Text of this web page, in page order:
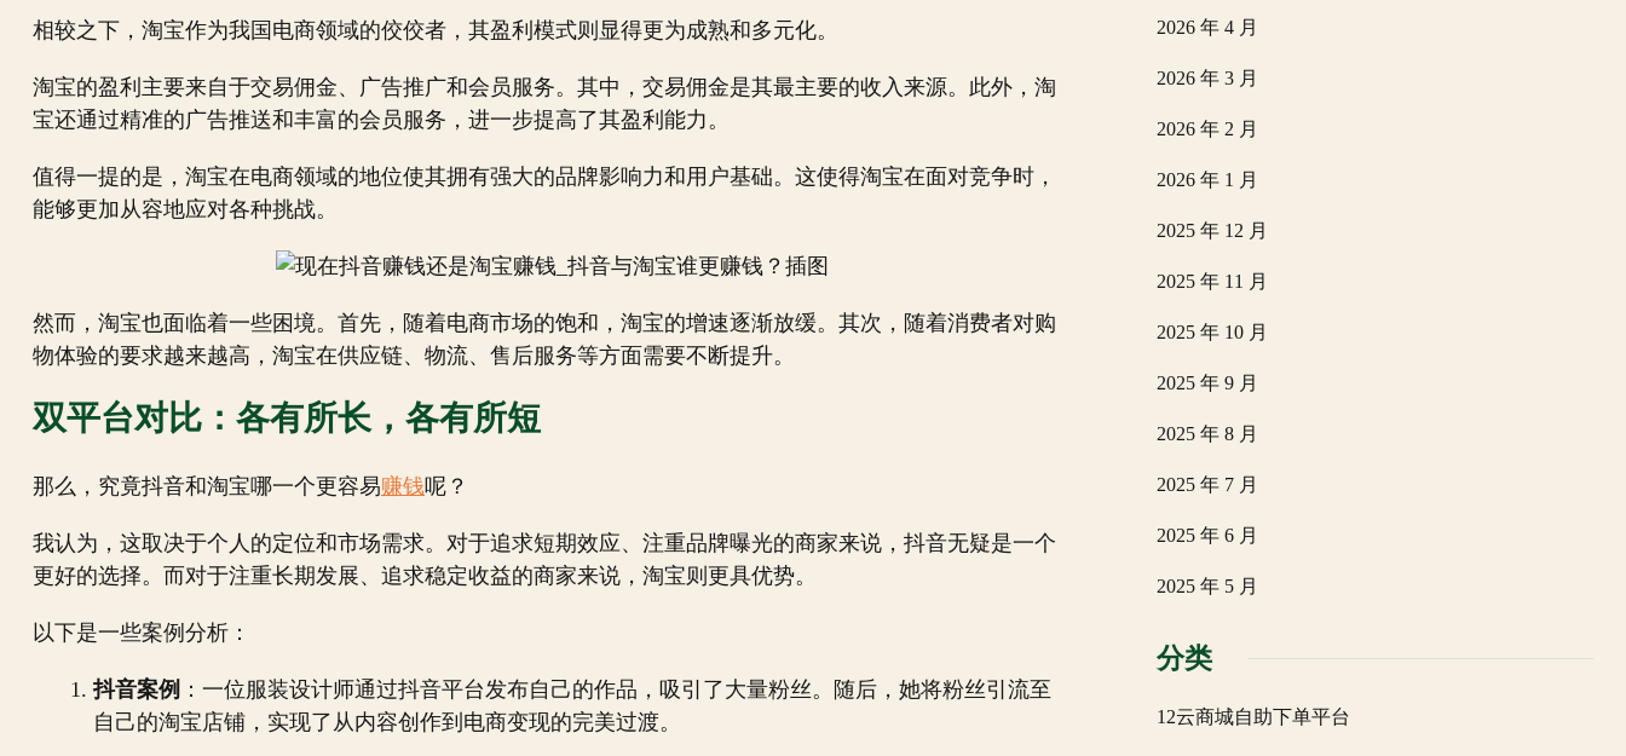
相较之下，淘宝作为我国电商领域的佼佼者，其盈利模式则显得更为成熟和多元化。
淘宝的盈利主要来自于交易佣金、广告推广和会员服务。其中，交易佣金是其最主要的收入来源。此外，淘
宝还通过精准的广告推送和丰富的会员服务，进一步提高了其盈利能力。
值得一提的是，淘宝在电商领域的地位使其拥有强大的品牌影响力和用户基础。这使得淘宝在面对竞争时，
能够更加从容地应对各种挑战。
然而，淘宝也面临着一些困境。首先，随着电商市场的饱和，淘宝的增速逐渐放缓。其次，随着消费者对购
物体验的要求越来越高，淘宝在供应链、物流、售后服务等方面需要不断提升。
双平台对比：各有所长，各有所短
那么，究竟抖音和淘宝哪一个更容易赚钱呢？
我认为，这取决于个人的定位和市场需求。对于追求短期效应、注重品牌曝光的商家来说，抖音无疑是一个
更好的选择。而对于注重长期发展、追求稳定收益的商家来说，淘宝则更具优势。
以下是一些案例分析：
抖音案例 ：一位服装设计师通过抖音平台发布自己的作品，吸引了大量粉丝。随后，她将粉丝引流至
自己的淘宝店铺，实现了从内容创作到电商变现的完美过渡。
2026 年 4 月
2026 年 3 月
2026 年 2 月
2026 年 1 月
2025 年 12 月
2025 年 11 月
2025 年 10 月
2025 年 9 月
2025 年 8 月
2025 年 7 月
2025 年 6 月
2025 年 5 月
分类
12云商城自助下单平台